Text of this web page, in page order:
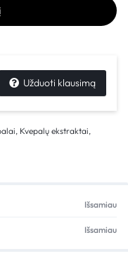
Užduoti klausimą
, Kvepalų ekstraktai,
Išsamiau
Išsamiau